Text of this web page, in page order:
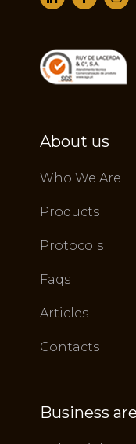
About us
Who We Are
Products
Protocols
Faqs
Articles
Contacts
Business